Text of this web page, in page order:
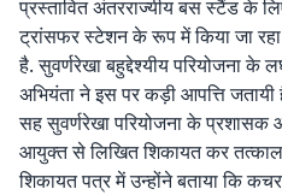
प्रस्तावित अंतरराज्यीय बस स्टैंड के
ट्रांसफर स्टेशन के रूप में किया जा
है. सुवर्णरेखा बहुद्देश्यीय परियोजना
अभियंता ने इस पर कड़ी आपत्ति जतायी
सह सुवर्णरेखा परियोजना के प्रशासक
आयुक्त से लिखित शिकायत कर तत्काल
शिकायत पत्र में उन्होंने बताया कि